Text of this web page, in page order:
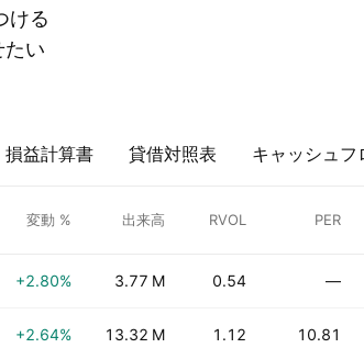
ける
たい
損益計算書 貸借対照表 キャッシュフ
変動 % 出来高 RVOL PER
+2.80% 3.77 M 0.54 —
+2.64% 13.32 M 1.12 10.81